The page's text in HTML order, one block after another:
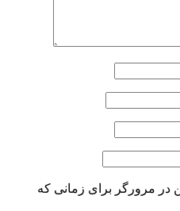
در مرورگر برای زمانی که